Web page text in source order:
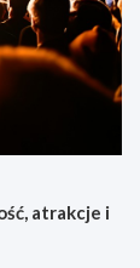
atrakcje i